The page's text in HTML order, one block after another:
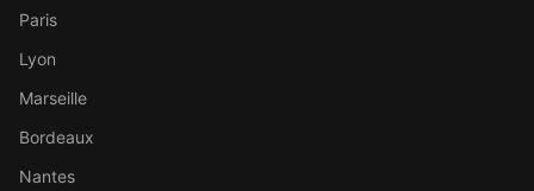
Paris
Lyon
Marseille
Bordeaux
Nantes